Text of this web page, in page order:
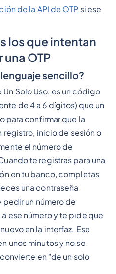
de la API de OTP si ese
los que intentan
OTP
lenguaje sencillo?
Un Solo Uso, es un código
de 4 a 6 dígitos) que un
para confirmar que la
registro, inicio de sesión o
el número de
te registras para una
en tu banco, completas
una contraseña
un número de
ese número y te pide que
en la interfaz. Ese
unos minutos y no se
en "de un solo